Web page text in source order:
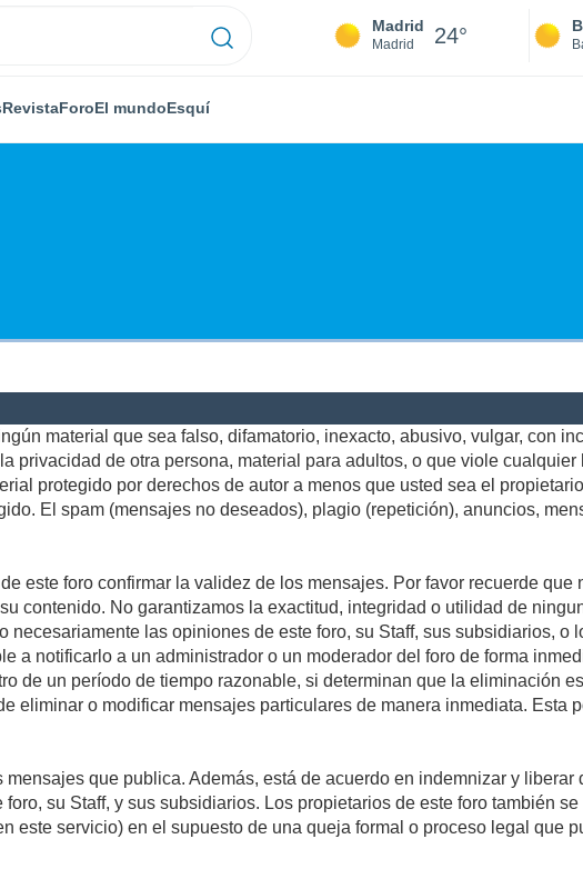
Madrid
Madrid 24°
RevistaForoEl mundoEsquí
material que sea falso, difamatorio, inexacto, abusivo, vulgar, con
privacidad de otra persona, material para adultos, o que viole
protegido por derechos de autor a menos que usted sea el
El spam (mensajes no deseados), plagio (repetición), anuncios,
este foro confirmar la validez de los mensajes. Por favor recuerde que
contenido. No garantizamos la exactitud, integridad o utilidad de
las opiniones de este foro, su Staff, sus subsidiarios, o
notificarlo a un administrador o un moderador del foro de forma
de un período de tiempo razonable, si determinan que la eliminación
eliminar o modificar mensajes particulares de manera inmediata. Esta
que publica. Además, está de acuerdo en indemnizar y
su Staff, y sus subsidiarios. Los propietarios de este foro también
este servicio) en el supuesto de una queja formal o proceso legal que